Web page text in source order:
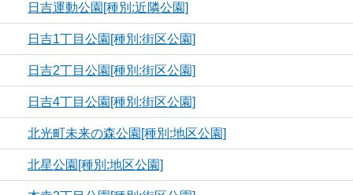
日吉運動公園[種別:近隣公園]
日吉1丁目公園[種別:街区公園]
日吉2丁目公園[種別:街区公園]
日吉4丁目公園[種別:街区公園]
北光町未来の森公園[種別:地区公園]
北星公園[種別:地区公園]